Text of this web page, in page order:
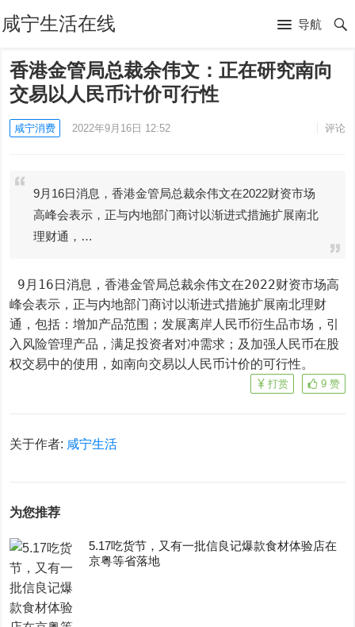
咸宁生活在线 导航
香港金管局总裁余伟文：正在研究南向
交易以人民币计价可行性
咸宁消费 2022年9月16日 12:52 评论
9月16日消息，香港金管局总裁余伟文在2022财资市场
高峰会表示，正与内地部门商讨以渐进式措施扩展南北
理财通，…
峰会表示，正与内地部门商讨以渐进式措施扩展南北理财
通，包括：增加产品范围；发展离岸人民币衍生品市场，引
入风险管理产品，满足投资者对冲需求；及加强人民币在股
权交易中的使用，如南向交易以人民币计价的可行性。
9 赞
打赏
关于作者: 咸宁生活
为您推荐
5.17吃货节，又有一批信良记爆款食材体验店在
京粤等省落地